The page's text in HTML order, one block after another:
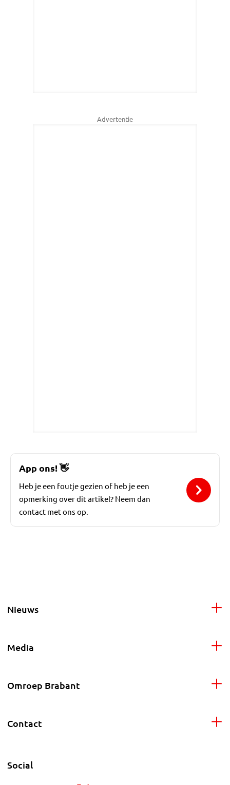
Advertentie
App ons!👋
Heb je een foutje gezien of heb je een
opmerking over dit artikel? Neem dan
contact met ons op.
Nieuws
Media
Omroep Brabant
Contact
Social